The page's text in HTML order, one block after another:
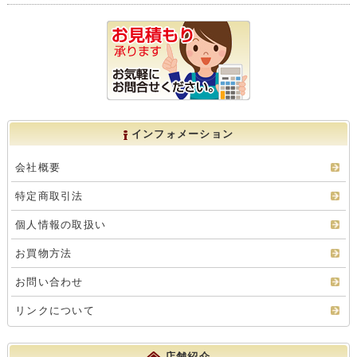
インフォメーション
会社概要
特定商取引法
個人情報の取扱い
お買物方法
お問い合わせ
リンクについて